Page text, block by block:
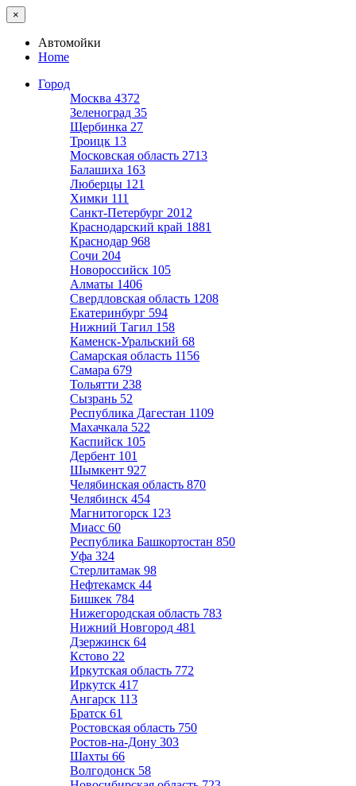
×
Автомойки
Home
Город
Москва 4372
Зеленоград 35
Щербинка 27
Троицк 13
Московская область 2713
Балашиха 163
Люберцы 121
Химки 111
Санкт-Петербург 2012
Краснодарский край 1881
Краснодар 968
Сочи 204
Новороссийск 105
Алматы 1406
Свердловская область 1208
Екатеринбург 594
Нижний Тагил 158
Каменск-Уральский 68
Самарская область 1156
Самара 679
Тольятти 238
Сызрань 52
Республика Дагестан 1109
Махачкала 522
Каспийск 105
Дербент 101
Шымкент 927
Челябинская область 870
Челябинск 454
Магнитогорск 123
Миасс 60
Республика Башкортостан 850
Уфа 324
Стерлитамак 98
Нефтекамск 44
Бишкек 784
Нижегородская область 783
Нижний Новгород 481
Дзержинск 64
Кстово 22
Иркутская область 772
Иркутск 417
Ангарск 113
Братск 61
Ростовская область 750
Ростов-на-Дону 303
Шахты 66
Волгодонск 58